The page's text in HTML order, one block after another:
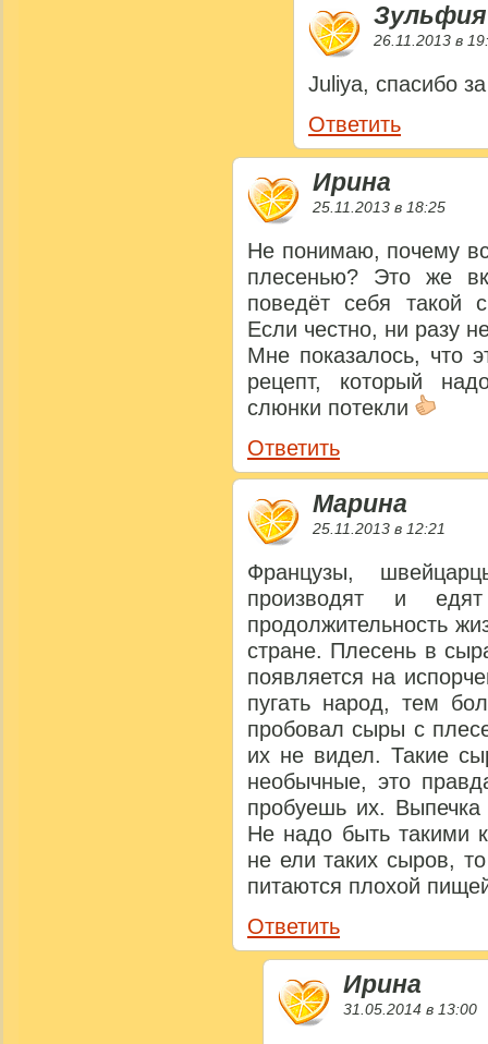
Зульфия
26.11.2013 в
Juliya, спасибо
Ответить
Ирина
25.11.2013 в 18:25
Не понимаю, почему
плесенью? Это же
поведёт себя такой
Если честно, ни разу
Мне показалось, что
рецепт, который
слюнки потекли
Ответить
Марина
25.11.2013 в 12:21
Французы,
производят и
продолжительность
стране. Плесень в
появляется на
пугать народ, тем
пробовал сыры с
их не видел. Такие
необычные, это
пробуешь их.
Не надо быть такими
не ели таких сыров,
питаются плохой
Ответить
Ирина
31.05.2014 в 13:00